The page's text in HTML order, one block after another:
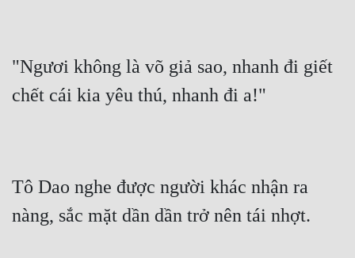
"Ngươi không là võ giả sao, nhanh đi giết
chết cái kia yêu thú, nhanh đi a!"
Tô Dao nghe được người khác nhận ra
nàng, sắc mặt dần dần trở nên tái nhợt.